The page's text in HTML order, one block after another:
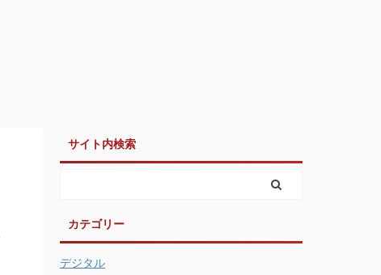
サイト内検索
カテゴリー
デジタル